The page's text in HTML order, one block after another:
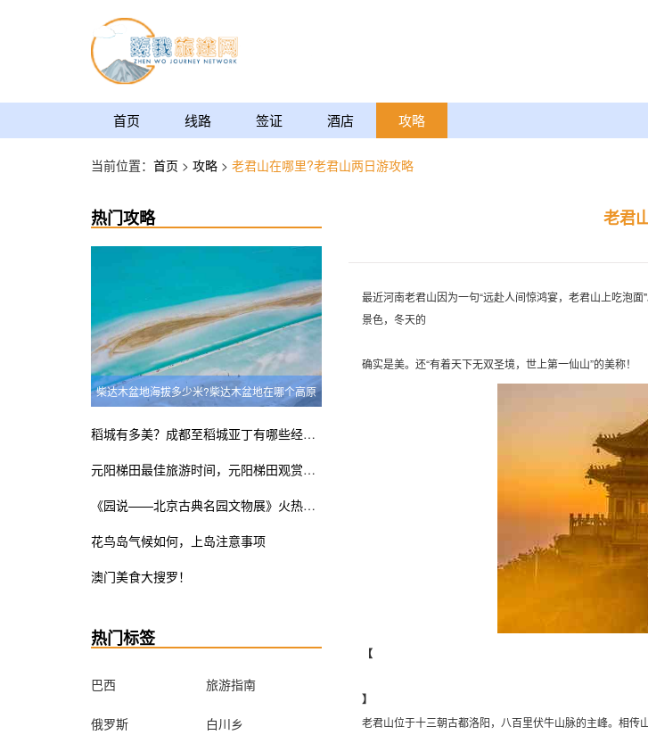
首页 线路 签证 酒店 攻略
当前位置： 首页 > 攻略 > 老君山在哪里?老君山两日游攻略
热门攻略
柴达木盆地海拔多少米?柴达木盆地在哪个高原
稻城有多美？成都至稻城亚丁有哪些经典线路？
元阳梯田最佳旅游时间，元阳梯田观赏指南
《园说——北京古典名园文物展》火热展览中。皇家瓷器竟也是少女粉ins风？错过这次展览遗憾终生
花鸟岛气候如何，上岛注意事项
澳门美食大搜罗！
热门标签
巴西 旅游指南
俄罗斯 白川乡
老君
最近河南老君山因为一句“远赴人间惊鸿宴，老君山上吃泡
景色，冬天的
确实是美。还“有着天下无双圣境，世上第一仙山”的美称！
【
】
老君山位于十三朝古都洛阳，八百里伏牛山脉的主峰。相传